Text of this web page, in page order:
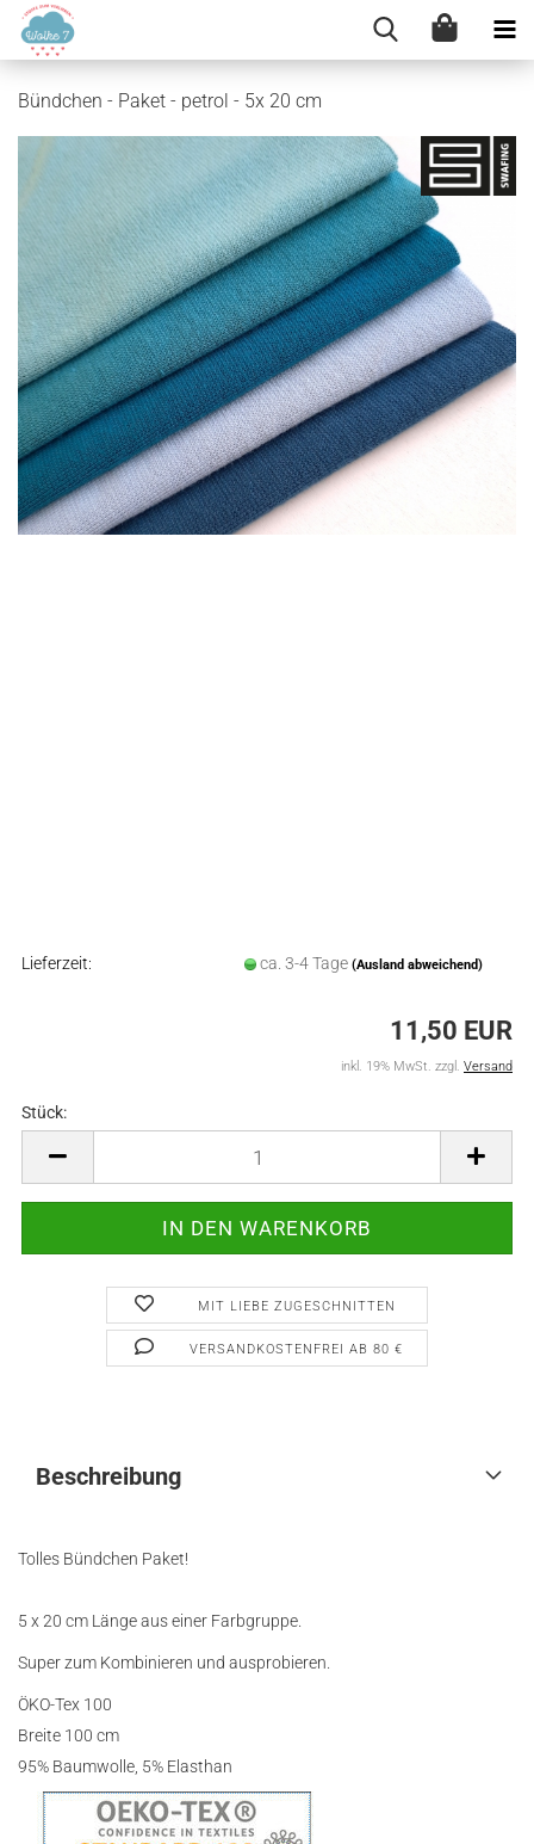
Bündchen - Paket - petrol - 5x 20 cm
Lieferzeit: ca. 3-4 Tage (Ausland abweichend)
11,50 EUR
inkl. 19% MwSt. zzgl. Versand
Stück:
MIT LIEBE ZUGESCHNITTEN
VERSANDKOSTENFREI AB 80 €
Beschreibung
Tolles Bündchen Paket!
5 x 20 cm Länge aus einer Farbgruppe.
Super zum Kombinieren und ausprobieren.
ÖKO-Tex 100
Breite 100 cm
95% Baumwolle, 5% Elasthan